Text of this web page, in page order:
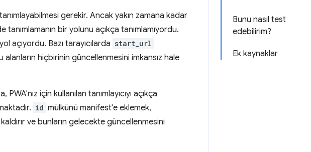
Bunu nasıl test
edebilirim?
Ek kaynaklar
tanımlayabilmesi gerekir. Ancak yakın zamana kadar
bir yolunu açıkça tanımlamıyordu.
açıyordu. Bazı tarayıcılarda start_url
alanların hiçbirinin güncellenmesini imkansız hale
için kullanılan tanımlayıcıyı açıkça
id mülkünü manifest'e eklemek,
ve bunların gelecekte güncellenmesini